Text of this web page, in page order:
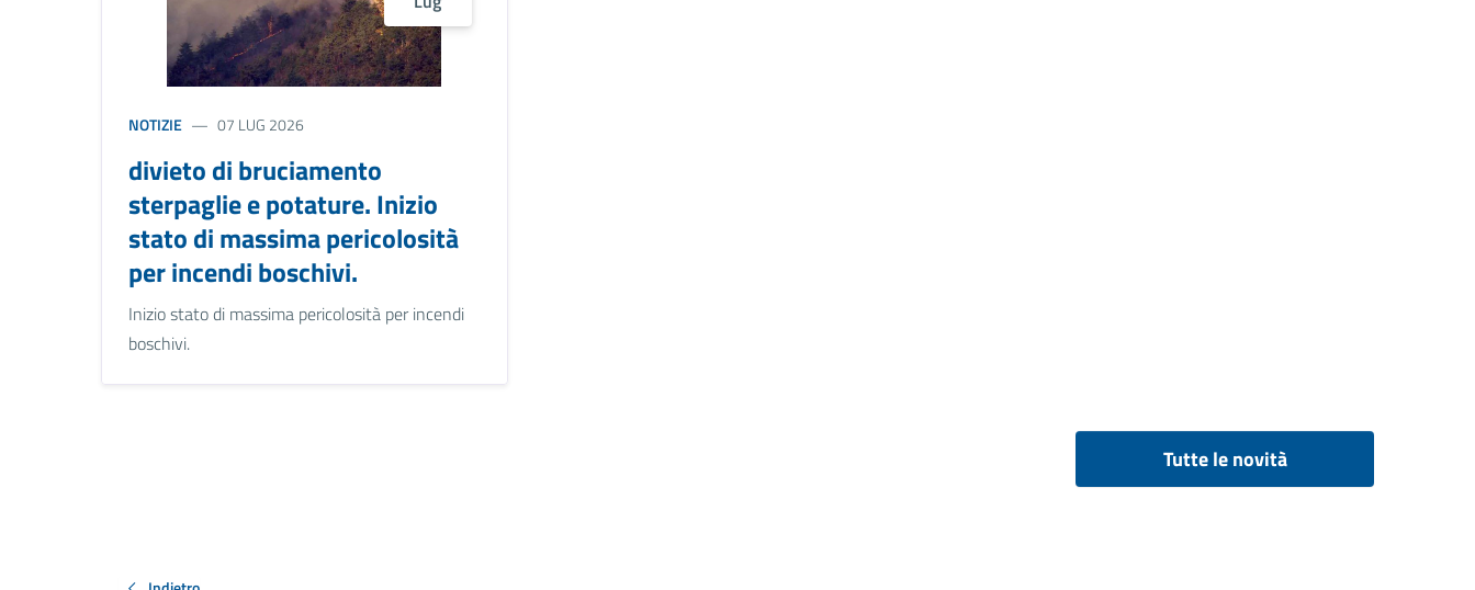
NOTIZIE 07 LUG 2026
divieto di bruciamento
sterpaglie e potature. Inizio
stato di massima pericolosità
per incendi boschivi.
Inizio stato di massima pericolosità per incendi
boschivi.
Tutte le novità